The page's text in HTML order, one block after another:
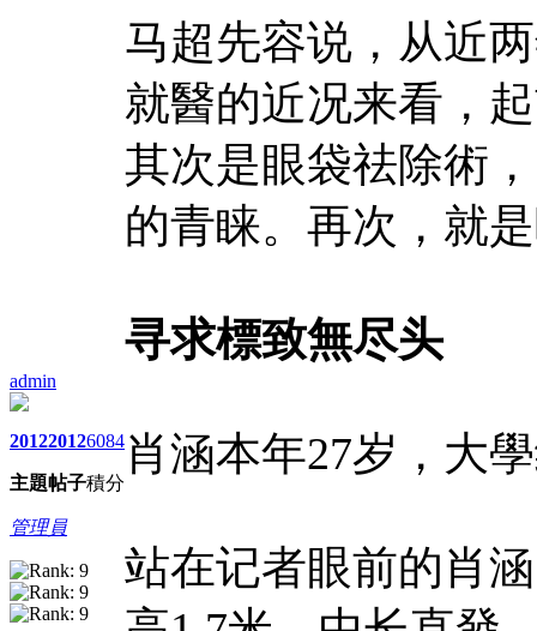
admin
2012
主題
2012
帖子
6084
積分
管理員
马超先容说，从近
就醫的近况来看，
其次是眼袋祛除術
的青睐。再次，就
寻求標致無尽头
肖涵本年27岁，大
站在记者眼前的肖